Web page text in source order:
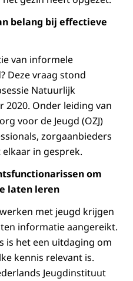
belang bij effectieve
van informele
Deze vraag stond
Natuurlijk
Onder leiding van
voor de Jeugd (OZJ)
zorgaanbieders
in gesprek.
om
laten leren
met jeugd krijgen
informatie aangereikt.
is het een uitdaging om
kennis relevant is.
Jeugdinstituut